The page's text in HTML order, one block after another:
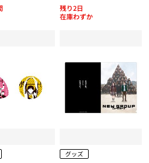
在庫わずか
残り2日
グッズ